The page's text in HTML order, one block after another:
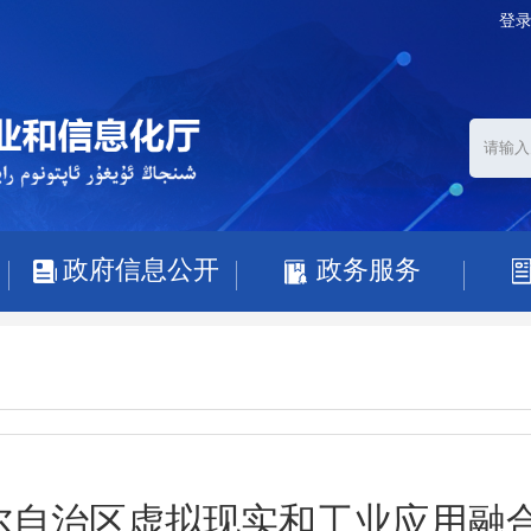
登录
政府信息公开 政务服务
治区虚拟现实和工业应用融